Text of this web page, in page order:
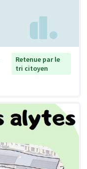
Retenue par le
tri citoyen